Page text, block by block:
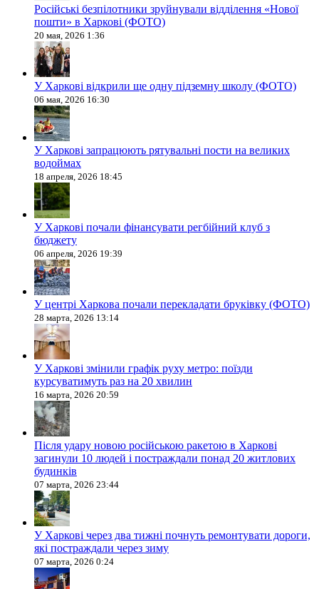
Російські безпілотники зруйнували відділення «Нової
пошти» в Харкові (ФОТО)
20 мая, 2026 1:36
У Харкові відкрили ще одну підземну школу (ФОТО)
06 мая, 2026 16:30
У Харкові запрацюють рятувальні пости на великих
водоймах
18 апреля, 2026 18:45
У Харкові почали фінансувати регбійний клуб з
бюджету
06 апреля, 2026 19:39
У центрі Харкова почали перекладати бруківку (ФОТО)
28 марта, 2026 13:14
У Харкові змінили графік руху метро: поїзди
курсуватимуть раз на 20 хвилин
16 марта, 2026 20:59
Після удару новою російською ракетою в Харкові
загинули 10 людей і постраждали понад 20 житлових
будинків
07 марта, 2026 23:44
У Харкові через два тижні почнуть ремонтувати дороги,
які постраждали через зиму
07 марта, 2026 0:24